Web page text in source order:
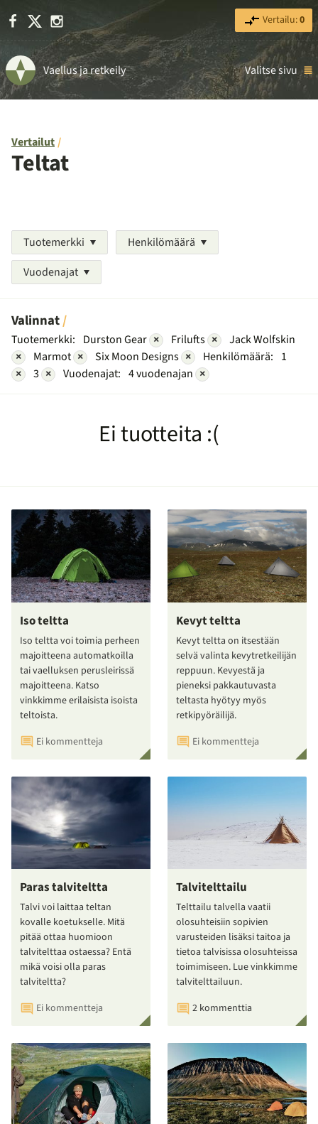
Facebook Instagram Vertailu:0
Vaellus ja retkeily Valitse sivu
Vertailut
Teltat
Tuotemerkki
Henkilömäärä
Vuodenajat
Valinnat
Tuotemerkki: Durston Gear × Frilufts ×
Jack Wolfskin
×
Marmot × Six Moon Designs × Henkilömäärä: 1
×
3 × Vuodenajat: 4 vuodenajan ×
Ei tuotteita :(
Iso teltta
Iso teltta voi toimia perheen
majoitteena automatkoilla
tai vaelluksen perusleirissä
majoitteena. Katso
vinkkimme erilaisista isoista
teltoista.
Ei kommentteja
Kevyt teltta
Kevyt teltta on itsestään
selvä valinta kevytretkeilijän
reppuun. Kevyestä ja
pieneksi pakkautuvasta
teltasta hyötyy myös
retkipyöräilijä.
Ei kommentteja
Paras talviteltta
Talvi voi laittaa teltan
kovalle koetukselle. Mitä
pitää ottaa huomioon
talvitelttaa ostaessa? Entä
mikä voisi olla paras
talviteltta?
Ei kommentteja
Talvitelttailu
Telttailu talvella vaatii
olosuhteisiin sopivien
varusteiden lisäksi taitoa ja
tietoa talvisissa olosuhteissa
toimimiseen. Lue vinkkimme
talvitelttailuun.
2 kommenttia